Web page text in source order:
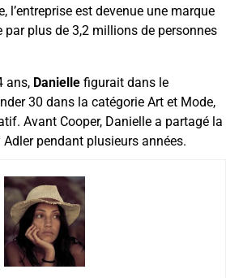
l’entreprise est devenue une marque
par plus de 3,2 millions de personnes
ans, Danielle figurait dans le
30 dans la catégorie Art et Mode,
Avant Cooper, Danielle a partagé la
pendant plusieurs années.